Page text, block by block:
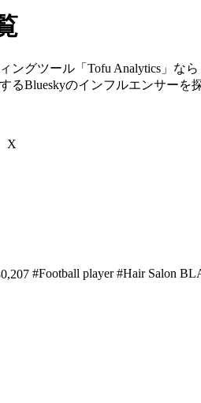
ングツール「Tofu Analytics」なら
Blueskyのインフルエンサーを
X
#Football player #Hair Salon